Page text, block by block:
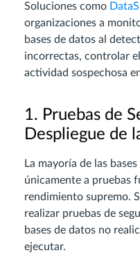
Soluciones como
organizaciones a
bases de datos al
incorrectas, controlar
actividad sospechosa
1. Pruebas de
Despliegue de
La mayoría de las
únicamente a pruebas
rendimiento supremo.
realizar pruebas de
bases de datos no
ejecutar.